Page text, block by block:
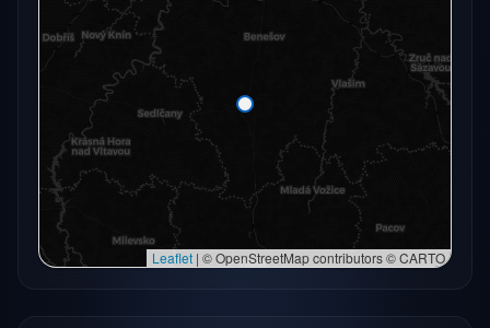
Radarový snímek momentálně není dostupný.
Otevřít v plné mapě
Zkusit znovu
Otevřít v plné mapě →
Leaflet | © OpenStreetMap contributors © CARTO